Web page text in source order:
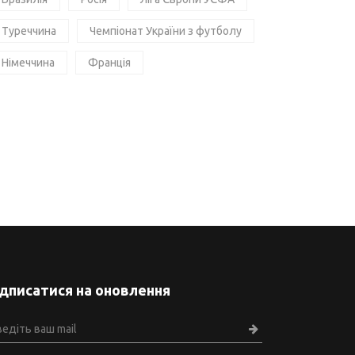
Туреччина Чемпіонат України з футболу
Німеччина Франція
на оновлення